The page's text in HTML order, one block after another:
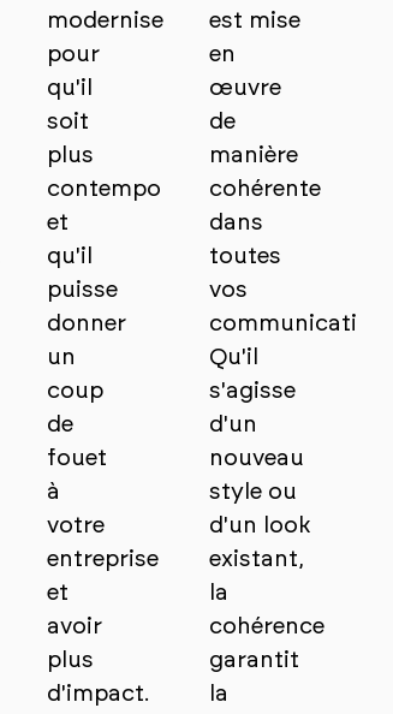
moderniser
pour
qu'il
soit
plus
contemporain
et
qu'il
puisse
donner
un
coup
de
fouet
à
votre
entreprise
et
avoir
plus
d'impact.
est mise
en
œuvre
de
manière
cohérente
dans
toutes
vos
communications.
Qu'il
s'agisse
d'un
nouveau
style ou
d'un look
existant,
la
cohérence
garantit
la